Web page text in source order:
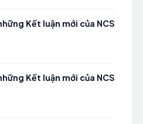
Kết luận mới của NCS
Kết luận mới của NCS